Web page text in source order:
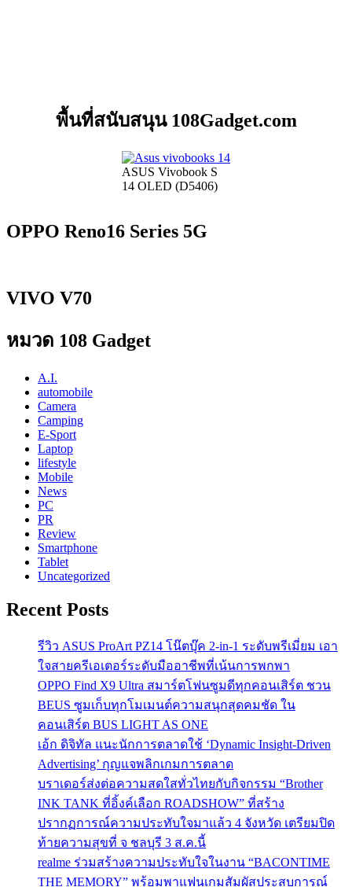
พื้นที่สนับสนุน 108Gadget.com
ASUS Vivobook S
14 OLED (D5406)
OPPO Reno16 Series 5G
VIVO V70
หมวด 108 Gadget
A.I.
automobile
Camera
Camping
E-Sport
Laptop
lifestyle
Mobile
News
PC
PR
Review
Smartphone
Tablet
Uncategorized
Recent Posts
รีวิว ASUS ProArt PZ14 โน๊ตบุ๊ค 2-in-1 ระดับพรีเมี่ยม เอา
ใจสายครีเอเตอร์ระดับมืออาชีพที่เน้นการพกพา
OPPO Find X9 Ultra สมาร์ตโฟนซูมดีทุกคอนเสิร์ต ชวน
BEUS ซูมเก็บทุกโมเมนต์ความสนุกสุดคมชัด ใน
คอนเสิร์ต BUS LIGHT AS ONE
เอ้ก ดิจิทัล แนะนักการตลาดใช้ ‘Dynamic Insight-Driven
Advertising’ กุญแจพลิกเกมการตลาด
บราเดอร์ส่งต่อความสดใสทั่วไทยกับกิจกรรม “Brother
INK TANK ที่อิ้งค์เลือก ROADSHOW” ที่สร้าง
ปรากฏการณ์ความประทับใจมาแล้ว 4 จังหวัด เตรียมปิด
ท้ายความสุขที่ จ ชลบุรี 3 ส.ค.นี้
realme ร่วมสร้างความประทับใจในงาน “BACONTIME
THE MEMORY” พร้อมพาแฟนเกมสัมผัสประสบการณ์